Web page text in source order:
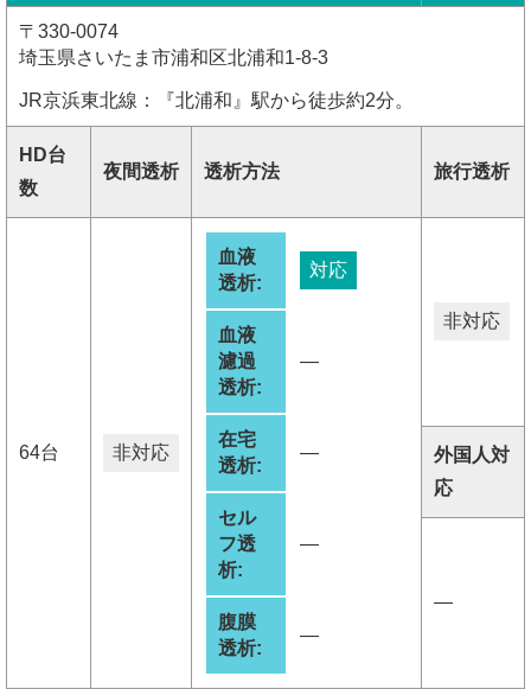
〒330-0074
埼玉県さいたま市浦和区北浦和1-8-3
JR京浜東北線：『北浦和』駅から徒歩約2分。
HD台
数
夜間透析 透析方法 旅行透析
64台 非対応
血液
透析:
対応
血液
濾過
透析:
―
在宅
透析:
―
セル
フ透
析:
―
腹膜
透析:
―
非対応
外国人対
応
―